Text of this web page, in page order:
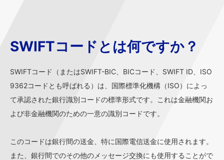
SWIFTコードとは何ですか？
SWIFTコード（またはSWIFT-BIC、BICコード、SWIFT ID、ISO
9362コードとも呼ばれる）は、国際標準化機構（ISO）によっ
て承認された銀行識別コードの標準形式です。これは金融機関お
よび非金融機関のための一意の識別コードです。
このコードは銀行間の送金、特に国際電信送金に使用されます。
また、銀行間でのその他のメッセージ交換にも使用することがで